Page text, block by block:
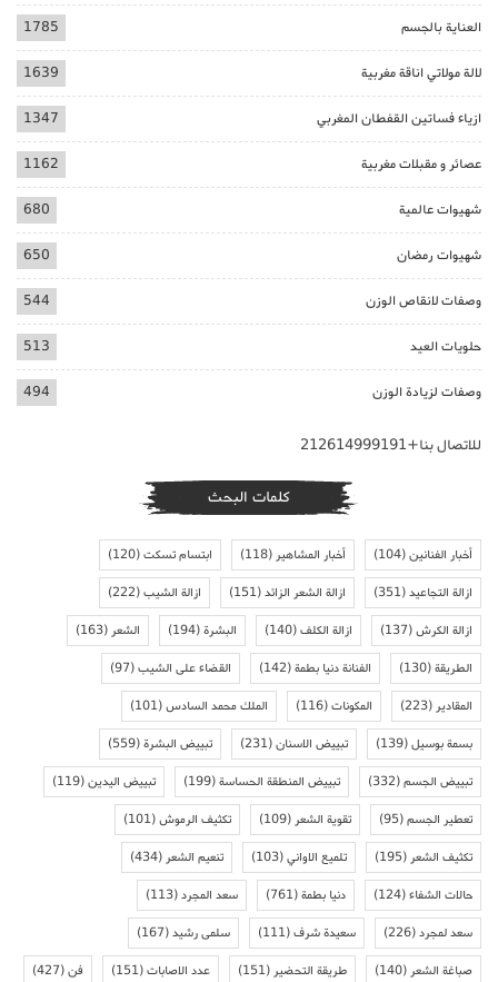
العناية بالجسم 1785
لالة مولاتي اناقة مغربية 1639
ازياء فساتين القفطان المغربي 1347
عصائر و مقبلات مغربية 1162
شهيوات عالمية 680
شهيوات رمضان 650
وصفات لانقاص الوزن 544
حلويات العيد 513
وصفات لزيادة الوزن 494
للاتصال بنا+212614999191
كلمات البحث
أخبار الفنانين(104) أخبار المشاهير(118) ابتسام تسكت(120)
ازالة التجاعيد(351) ازالة الشعر الزائد(151) ازالة الشيب(222)
ازالة الكرش(137) ازالة الكلف(140) البشرة(194) الشعر(163)
الطريقة(130) الفنانة دنيا بطمة(142) القضاء على الشيب(97)
المقادير(223) المكونات(116) الملك محمد السادس(101)
بسمة بوسيل(139) تبييض الاسنان(231) تبييض البشرة(559)
تبييض الجسم(332) تبييض المنطقة الحساسة(199) تبييض اليدين(119)
تعطير الجسم(95) تقوية الشعر(109) تكثيف الرموش(101)
تكثيف الشعر(195) تلميع الاواني(103) تنعيم الشعر(434)
حالات الشفاء(124) دنيا بطمة(761) سعد المجرد(113)
سعد لمجرد(226) سعيدة شرف(111) سلمى رشيد(167)
صباغة الشعر(140) طريقة التحضير(151) عدد الاصابات(151) فن(427)